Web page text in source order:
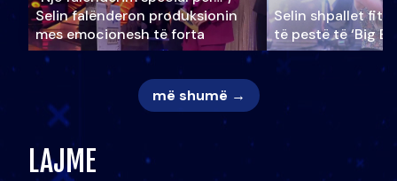
Selin falënderon produksionin
mes emocionesh të forta
Selin shpallet
të pestë të ‘Big
më shumë →
LAJME